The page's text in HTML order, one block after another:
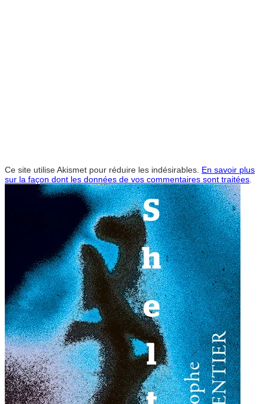
Ce site utilise Akismet pour réduire les indésirables. En savoir plus
sur la façon dont les données de vos commentaires sont traitées.